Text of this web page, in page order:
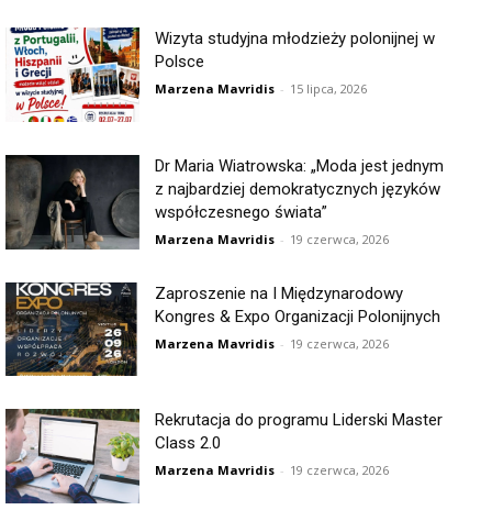
Wizyta studyjna młodzieży polonijnej w
Polsce
Marzena Mavridis - 15 lipca, 2026
Dr Maria Wiatrowska: „Moda jest jednym
z najbardziej demokratycznych języków
współczesnego świata”
Marzena Mavridis - 19 czerwca, 2026
Zaproszenie na I Międzynarodowy
Kongres & Expo Organizacji Polonijnych
Marzena Mavridis - 19 czerwca, 2026
Rekrutacja do programu Liderski Master
Class 2.0
Marzena Mavridis - 19 czerwca, 2026